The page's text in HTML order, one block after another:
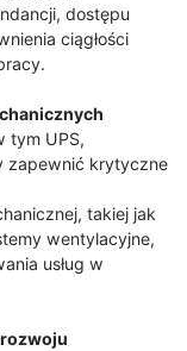
dostępu
ciągłości
tym UPS,
zapewnić krytyczne
takiej jak
wentylacyjne,
usług w